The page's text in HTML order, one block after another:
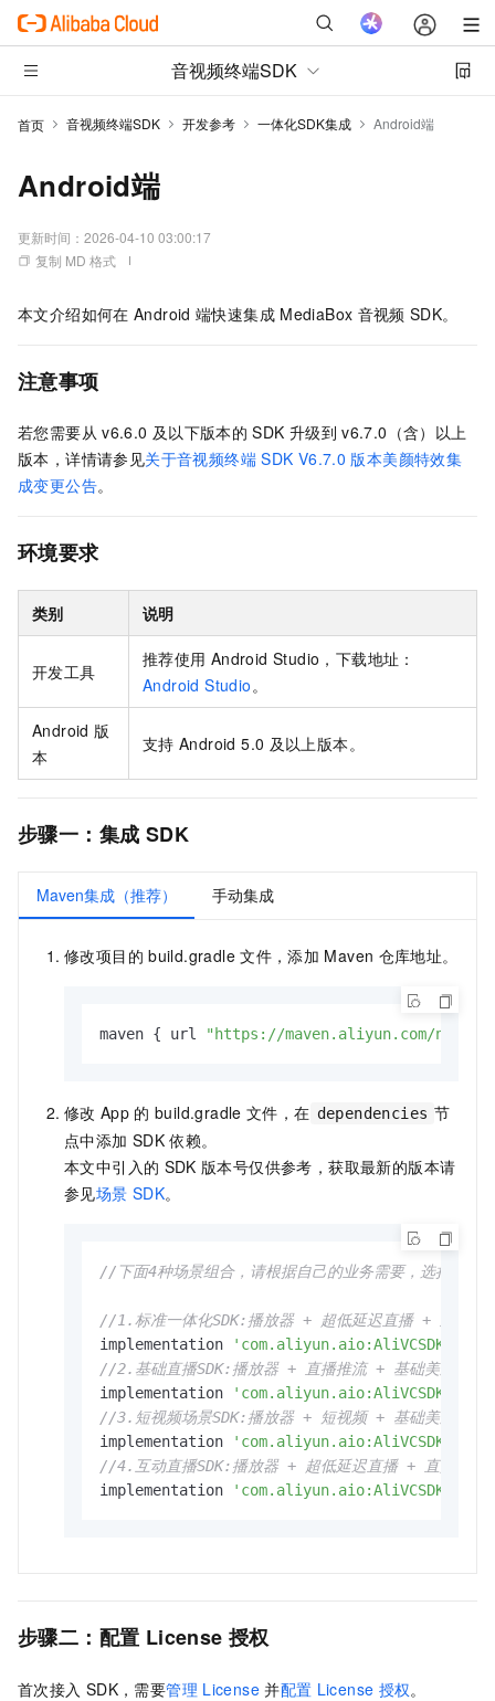
音视频终端SDK
首页 音视频终端SDK 开发参考 一体化SDK集成 Android端
Android端
更新时间： 2026-04-10 03:00:17
复制 MD 格式
本文介绍如何在 Android 端快速集成 MediaBox 音视频 SDK。
注意事项
若您需要从 v6.6.0 及以下版本的 SDK 升级到 v6.7.0（含）以上
版本，详情请参见关于音视频终端 SDK V6.7.0 版本美颜特效集
成变更公告。
环境要求
类别 说明
开发工具
推荐使用 Android Studio，下载地址：
Android Studio。
Android 版
本
支持 Android 5.0 及以上版本。
步骤一：集成 SDK
Maven集成（推荐） 手动集成
修改项目的 build.gradle 文件，添加 Maven 仓库地址。
maven { url "https://maven.aliyun.com/
修改 App 的 build.gradle 文件，在 dependencies 节
点中添加 SDK 依赖。
本文中引入的 SDK 版本号仅供参考，获取最新的版本请
参见场景 SDK。
//下面4种场景组合，请根据自己的业务需要，选择一种
//1.标准一体化SDK:播放器 + 超低延迟直播 + 直播 +
implementation
//2.基础直播SDK:播放器 + 直播推流 + 基础美颜 + 超
implementation
//3.短视频场景SDK:播放器 + 短视频 + 基础美颜
implementation
//4.互动直播SDK:播放器 + 超低延迟直播 + 直播推流
implementation
步骤二：配置 License 授权
首次接入 SDK，需要管理 License 并配置 License 授权。